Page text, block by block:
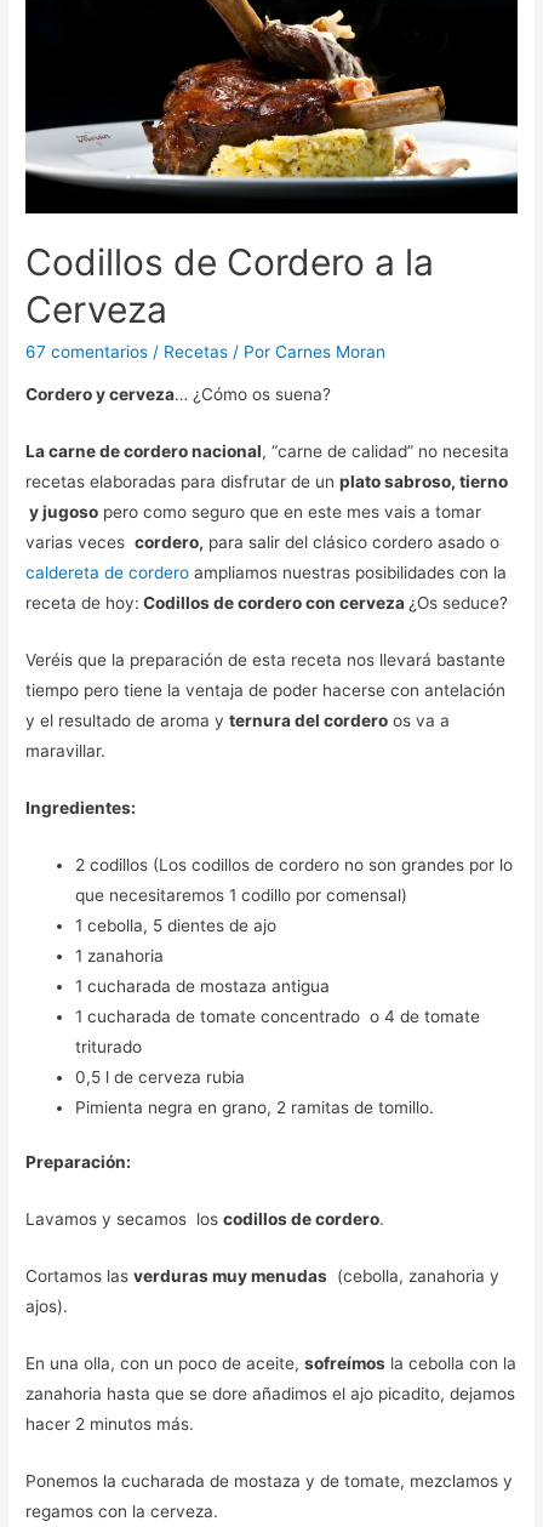
Codillos de Cordero a la
Cerveza
67 comentarios / Recetas / PorCarnes Moran
Cordero y cerveza… ¿Cómo os suena?
La carne de cordero nacional, “carne de calidad” no necesita
recetas elaboradas para disfrutar de unplato sabroso, tierno
y jugoso pero como seguro que en este mes vais a tomar
varias vecescordero, para salir del clásico cordero asado o
caldereta de cordero ampliamos nuestras posibilidades con la
receta de hoy: Codillos de cordero con cerveza¿Os seduce?
Veréis que la preparación de esta receta nos llevará bastante
tiempo pero tiene la ventaja de poder hacerse con antelación
y el resultado de aroma yternura del cordero os va a
maravillar.
Ingredientes:
2 codillos (Los codillos de cordero no son grandes por lo
que necesitaremos 1 codillo por comensal)
1 cebolla, 5 dientes de ajo
1 zanahoria
1 cucharada de mostaza antigua
1 cucharada de tomate concentrado o 4 de tomate
triturado
0,5 l de cerveza rubia
Pimienta negra en grano, 2 ramitas de tomillo.
Preparación:
Lavamos y secamos loscodillos de cordero.
Cortamos lasverduras muy menudas (cebolla, zanahoria y
ajos).
En una olla, con un poco de aceite,sofreímos la cebolla con la
zanahoria hasta que se dore añadimos el ajo picadito, dejamos
hacer 2 minutos más.
Ponemos la cucharada de mostaza y de tomate, mezclamos y
regamos con la cerveza.